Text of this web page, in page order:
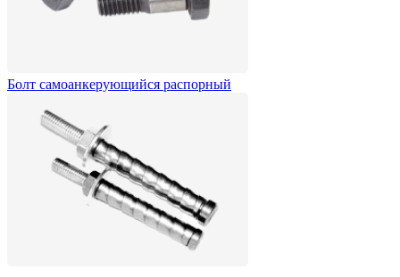
Болт самоанкерующийся распорный